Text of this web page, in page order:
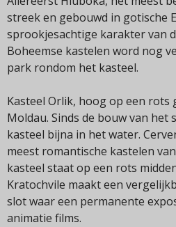
streek en gebouwd in gotische
sprookjesachtige karakter van
Boheemse kastelen word nog
park rondom het kasteel.
Kasteel Orlik, hoog op een rots
Moldau. Sinds de bouw van
kasteel bijna in het water.
meest romantische kastelen
kasteel staat op een rots
Kratochvile maakt een
slot waar een permanente
animatie films.